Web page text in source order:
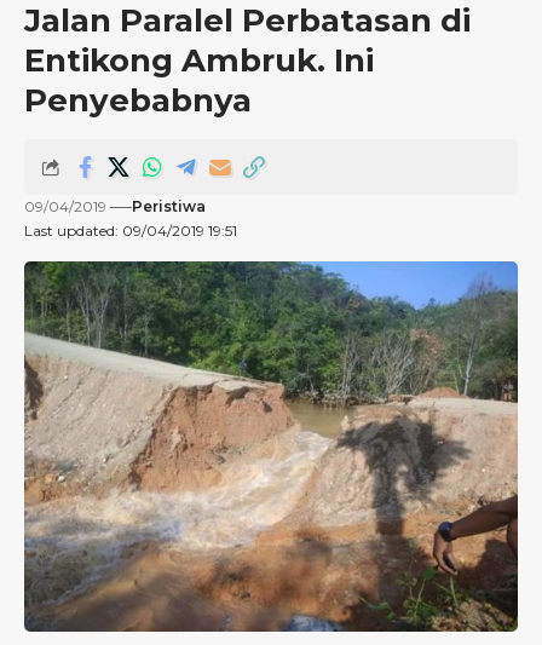
Jalan Paralel Perbatasan di
Entikong Ambruk. Ini
Penyebabnya
Last updated: 09/04/2019 19:51
09/04/2019 Peristiwa